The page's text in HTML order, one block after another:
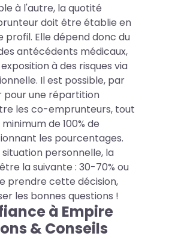
à l'autre, la quotité
doit être établie en
Elle dépend donc du
antécédents médicaux,
à des risques via
Il est possible, par
pour une répartition
les co-emprunteurs, tout
de 100% de
les pourcentages.
personnelle, la
la suivante : 30-70% ou
prendre cette décision,
les bonnes questions !
à Empire
& Conseils